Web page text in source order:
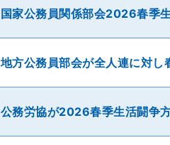
国家公務員関係部会2026春季
地方公務員部会が全人連に対
公務労協が2026春季生活闘争